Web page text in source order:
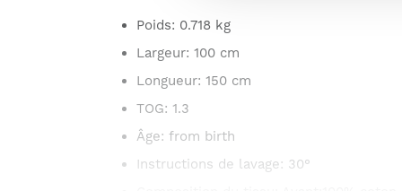
Poids: 0.718 kg
Largeur: 100 cm
Longueur: 150 cm
TOG: 1.3
Âge: from birth
Instructions de lavage: 30°